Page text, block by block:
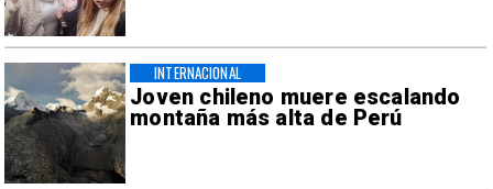
Joven chileno muere escalando
montaña más alta de Perú
INTERNACIONAL